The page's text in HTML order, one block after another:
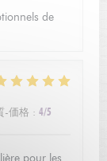
de
-価格 : 4/5
pour les